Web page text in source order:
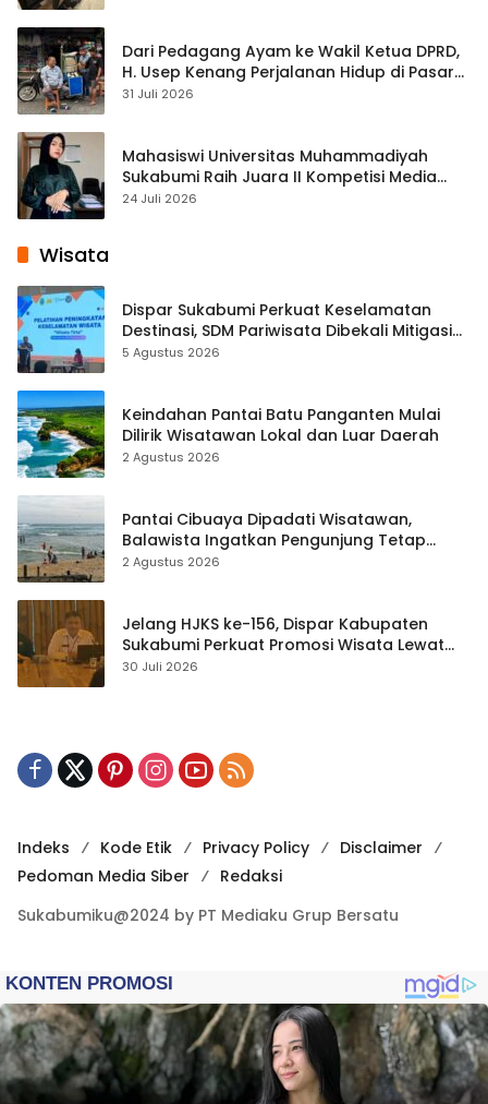
Dari Pedagang Ayam ke Wakil Ketua DPRD,
H. Usep Kenang Perjalanan Hidup di Pasar
Cisaat
31 Juli 2026
Mahasiswi Universitas Muhammadiyah
Sukabumi Raih Juara II Kompetisi Media
Pembelajaran Digital Tingkat Internasional
24 Juli 2026
Wisata
Dispar Sukabumi Perkuat Keselamatan
Destinasi, SDM Pariwisata Dibekali Mitigasi
hingga Teknik Evakuasi
5 Agustus 2026
Keindahan Pantai Batu Panganten Mulai
Dilirik Wisatawan Lokal dan Luar Daerah
2 Agustus 2026
Pantai Cibuaya Dipadati Wisatawan,
Balawista Ingatkan Pengunjung Tetap
Waspada
2 Agustus 2026
Jelang HJKS ke-156, Dispar Kabupaten
Sukabumi Perkuat Promosi Wisata Lewat
Publikasi Digital
30 Juli 2026
Indeks Kode Etik Privacy Policy
Disclaimer
Pedoman Media Siber
Redaksi
Sukabumiku@2024 by PT Mediaku Grup Bersatu